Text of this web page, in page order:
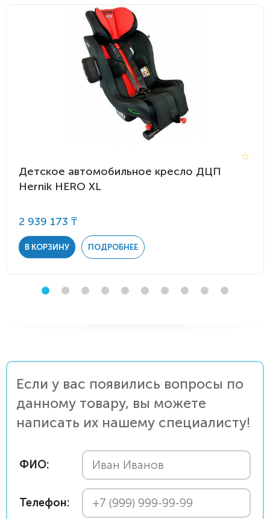
Детское автомобильное кресло ДЦП
Hernik HERO XL
2 939 173 ₸
В КОРЗИНУ ПОДРОБНЕЕ
Если у вас появились вопросы по
данному товару, вы можете
написать их нашему специалисту!
ФИО:
Телефон: